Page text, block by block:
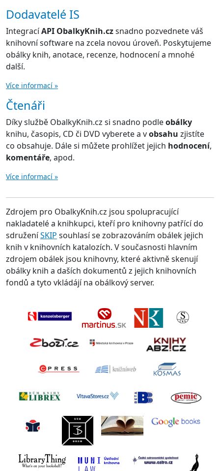
Dodavatelé IS
IntegracíAPI ObalkyKnih.czsnadno pozvednete váš
knihovní software na zcela novou úroveň. Poskytujeme
obálky knih, anotace, recenze, hodnocení a mnohé
další.
Více informací »
Čtenáři
Díky službě ObalkyKnih.cz si snadno podleobálky
knihu, časopis, CD či DVD vyberete a vobsahu zjistíte
co obsahuje. Dále si můžete prohlížet jejich hodnocení,
komentáře, apod.
Více informací »
Zdrojem pro ObalkyKnih.cz jsou spolupracující
nakladatelé a knihkupci, kteří pro knihovny patřící do
sdruženíSKIP souhlasí se zobrazováním obálek jejich
knih v knihovních katalozích. V současnosti hlavním
zdrojem obálek jsou knihovny, které aktivně skenují
obálky knih a daších dokumentů z jejich knihovních
fondů a tyto vkládájí na obálkový server.